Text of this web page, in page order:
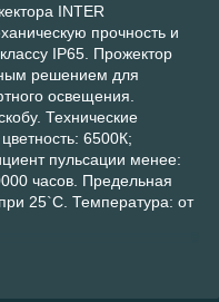
INTER
прочность и
IP65. Прожектор
решением для
освещения.
Технические
6500К;
пульсации менее:
часов. Предельная
25`С. Температура: от